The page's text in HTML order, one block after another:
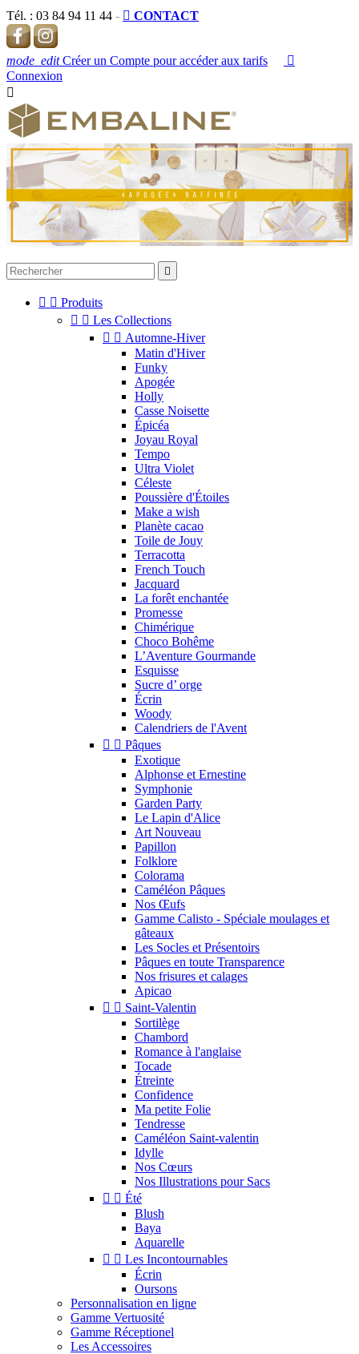
Tél. : 03 84 94 11 44 -  CONTACT
mode_edit Créer un Compte pour accéder aux tarifs

Connexion


  Produits
  Les Collections
  Automne-Hiver
Matin d'Hiver
Funky
Apogée
Holly
Casse Noisette
Épicéa
Joyau Royal
Tempo
Ultra Violet
Céleste
Poussière d'Étoiles
Make a wish
Planète cacao
Toile de Jouy
Terracotta
French Touch
Jacquard
La forêt enchantée
Promesse
Chimérique
Choco Bohême
L’Aventure Gourmande
Esquisse
Sucre d’ orge
Écrin
Woody
Calendriers de l'Avent
  Pâques
Exotique
Alphonse et Ernestine
Symphonie
Garden Party
Le Lapin d'Alice
Art Nouveau
Papillon
Folklore
Colorama
Caméléon Pâques
Nos Œufs
Gamme Calisto - Spéciale moulages et
gâteaux
Les Socles et Présentoirs
Pâques en toute Transparence
Nos frisures et calages
Apicao
  Saint-Valentin
Sortilège
Chambord
Romance à l'anglaise
Tocade
Étreinte
Confidence
Ma petite Folie
Tendresse
Caméléon Saint-valentin
Idylle
Nos Cœurs
Nos Illustrations pour Sacs
  Été
Blush
Baya
Aquarelle
  Les Incontournables
Écrin
Oursons
Personnalisation en ligne
Gamme Vertuosité
Gamme Réceptionel
Les Accessoires